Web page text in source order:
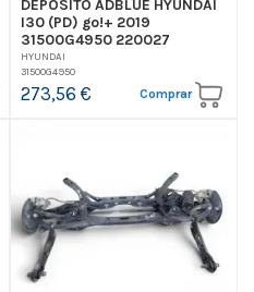
DEPOSITO ADBLUE HYUNDAI
I30 (PD) go!+ 2019
31500G4950 220027
HYUNDAI
31500G4950
273,56 € Comprar